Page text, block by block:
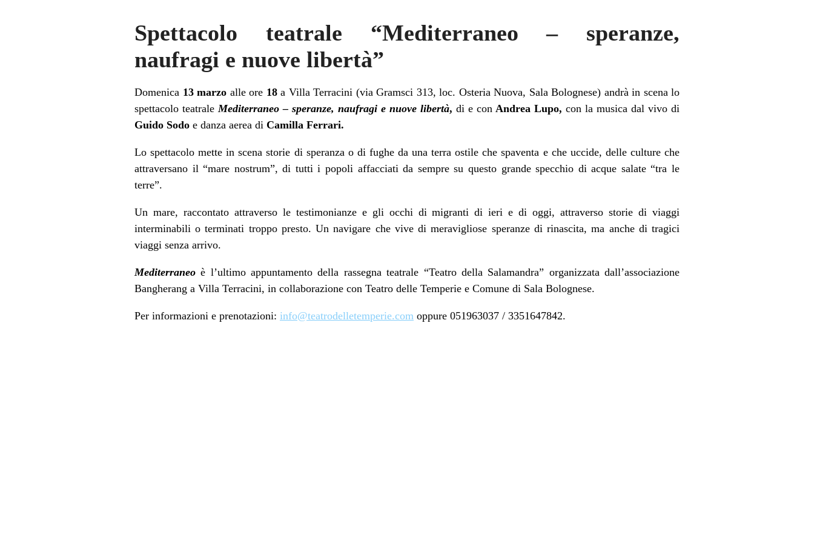
Spettacolo teatrale “Mediterraneo – speranze,
naufragi e nuove libertà”
Domenica 13 marzo alle ore 18 a Villa Terracini (via Gramsci 313, loc. Osteria Nuova, Sala Bolognese) andrà in scena lo
spettacolo teatrale Mediterraneo – speranze, naufragi e nuove libertà, di e con Andrea Lupo, con la musica dal vivo di
Guido Sodo e danza aerea di Camilla Ferrari.
Lo spettacolo mette in scena storie di speranza o di fughe da una terra ostile che spaventa e che uccide, delle culture che
attraversano il “mare nostrum”, di tutti i popoli affacciati da sempre su questo grande specchio di acque salate “tra le
terre”.
Un mare, raccontato attraverso le testimonianze e gli occhi di migranti di ieri e di oggi, attraverso storie di viaggi
interminabili o terminati troppo presto. Un navigare che vive di meravigliose speranze di rinascita, ma anche di tragici
viaggi senza arrivo.
Mediterraneoè l’ultimo appuntamento della rassegna teatrale “Teatro della Salamandra” organizzata dall’associazione
Bangherang a Villa Terracini, in collaborazione con Teatro delle Temperie e Comune di Sala Bolognese.
Per informazioni e prenotazioni: info@teatrodelletemperie.com oppure 051963037 / 3351647842.